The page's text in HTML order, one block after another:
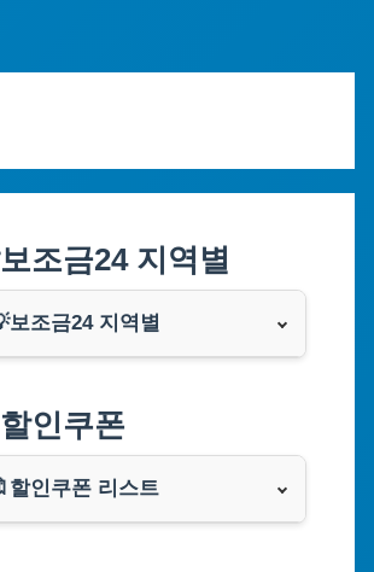
조금24 지역별
보조금24 지역별
산광역시
구광역시
인쿠폰
할인쿠폰 리스트